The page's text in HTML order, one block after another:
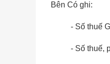
Bên Có ghi:
- Số thuế
- Số thuế,